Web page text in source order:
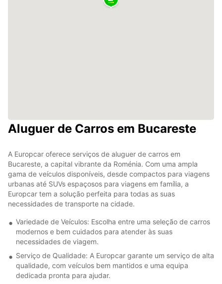
Aluguer de Carros em Bucareste
A Europcar oferece serviços de aluguer de carros em
Bucareste, a capital vibrante da Roménia. Com uma ampla
gama de veículos disponíveis, desde compactos para viagens
urbanas até SUVs espaçosos para viagens em família, a
Europcar tem a solução perfeita para todas as suas
necessidades de transporte na cidade.
Variedade de Veículos: Escolha entre uma seleção de carros
modernos e bem cuidados para atender às suas
necessidades de viagem.
Serviço de Qualidade: A Europcar garante um serviço de alta
qualidade, com veículos bem mantidos e uma equipa
dedicada pronta para ajudar.